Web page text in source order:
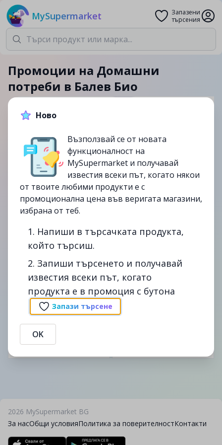
MySupermarket
Запазени
търсения
Промоции на Домашни
потреби в Балев Био
Балев Био
актуални промоции
Изтекли и непромоционални продукти
SOURCE ATLANTIQUE
EUROPE GMBH
Биоразградима
печене 24бр.
7.49лв.
21/04
SOURCE ATLANTIQUE
EUROPE GMBH
Биоразградима
2026 MySupermarket BG
За насОбщи условияПолитика за поверителностКонтакти
Ново
Възползвай се от новата
функционалност на
MySupermarket и получавай
известия всеки път, когато някои
от твоите любими продукти е с
промоционална цена във веригата магазини,
избрана от теб.
1. Напиши в търсачката продукта,
който търсиш.
2. Запиши търсенето и получавай
известия всеки път, когато
продукта е в промоция с бутона
Запази търсене
OK